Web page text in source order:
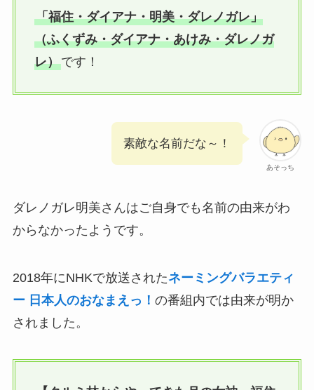
「福住・ダイアナ・明美・ダレノガレ」
（ふくずみ・ダイアナ・あけみ・ダレノガ
レ）です！
あそっち
素敵な名前だな～！
ダレノガレ明美さんはご自身でも名前の由来がわ
からなかったようです。
2018年にNHKで放送されたネーミングバラエティ
ー 日本人のおなまえっ！ の番組内では由来が明か
されました。